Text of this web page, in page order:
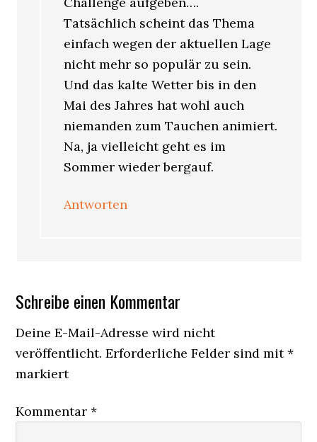
Tatsächlich scheint das Thema
einfach wegen der aktuellen Lage
nicht mehr so populär zu sein.
Und das kalte Wetter bis in den
Mai des Jahres hat wohl auch
niemanden zum Tauchen animiert.
Na, ja vielleicht geht es im
Sommer wieder bergauf.
Antworten
Schreibe einen Kommentar
Deine E-Mail-Adresse wird nicht
veröffentlicht. Erforderliche Felder sind mit*
markiert
Kommentar*